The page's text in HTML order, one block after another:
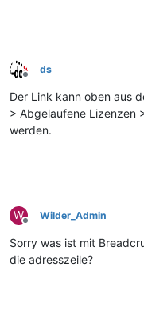
Offline
ds
Der Link kann oben aus
> Abgelaufene Lizenzen
werden.
W
Offline
Wilder_Admin
Sorry was ist mit
die adresszeile?